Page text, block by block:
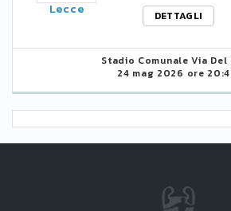
Lecce
DETTAGLI
Stadio Comunale Via Del
24 mag 2026 ore